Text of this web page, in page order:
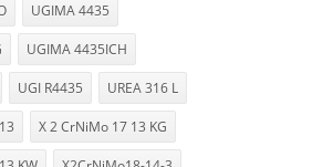
UGIMA 4435
UGIMA 4435ICH
UGI R4435 UREA 316 L
X 2 CrNiMo 17 13 KG